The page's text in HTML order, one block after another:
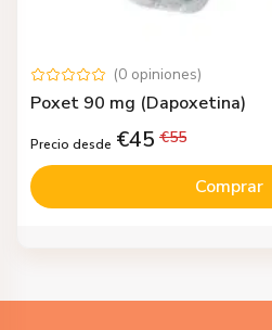
(0 opiniones)
Poxet 90 mg (Dapoxetina)
Precio desde €45 €55
Comprar